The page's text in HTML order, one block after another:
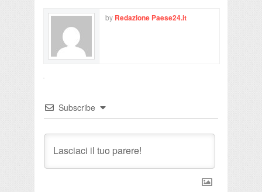
by Redazione Paese24.it
Subscribe